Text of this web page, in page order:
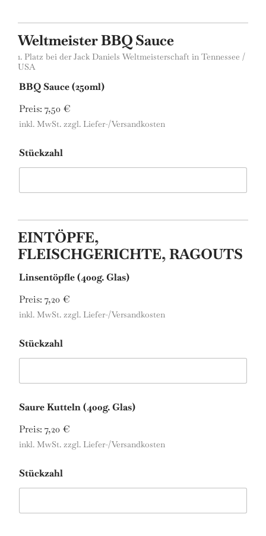
r
t
G
l
a
s
)
Weltmeister BBQ Sauce
1. Platz bei der Jack Daniels Weltmeisterschaft in Tennessee /
USA
BBQ Sauce (250ml)
Preis: 7,50 €
inkl. MwSt. zzgl. Liefer-/Versandkosten
Stückzahl
EINTÖPFE,
FLEISCHGERICHTE, RAGOUTS
Linsentöpfle (400g. Glas)
Preis: 7,20 €
inkl. MwSt. zzgl. Liefer-/Versandkosten
Stückzahl
Saure Kutteln (400g. Glas)
Preis: 7,20 €
inkl. MwSt. zzgl. Liefer-/Versandkosten
Stückzahl